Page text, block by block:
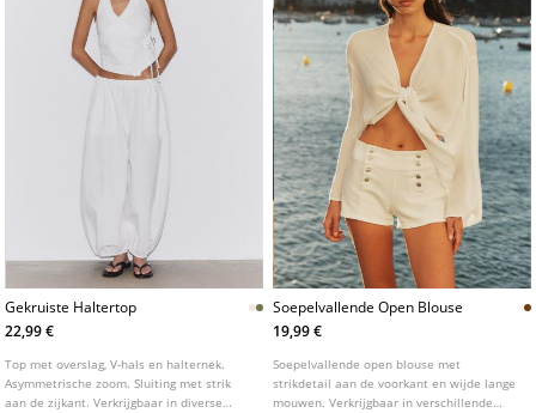
Gekruiste Haltertop
22,99 €
Top met overslag, V-hals en halternek.
Asymmetrische zoom. Sluiting met strik
aan de zijkant. Verkrijgbaar in diverse
Soepelvallende Open Blouse
19,99 €
Soepelvallende open blouse met
strikdetail aan de voorkant en wijde lange
mouwen. Verkrijgbaar in verschillende